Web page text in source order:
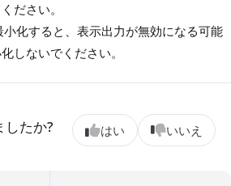
ださい。
小化すると、表示出力が無効になる可能
しないでください。
したか? はい いいえ